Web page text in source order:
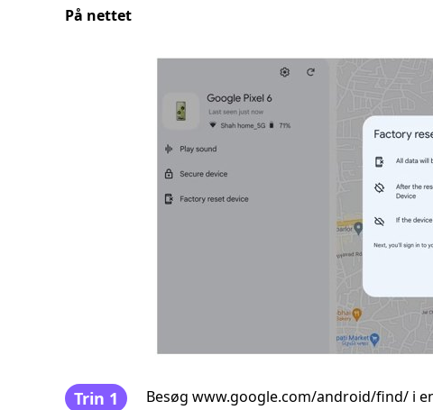
På nettet
Trin 1 Besøg www.google.com/android/find/ i